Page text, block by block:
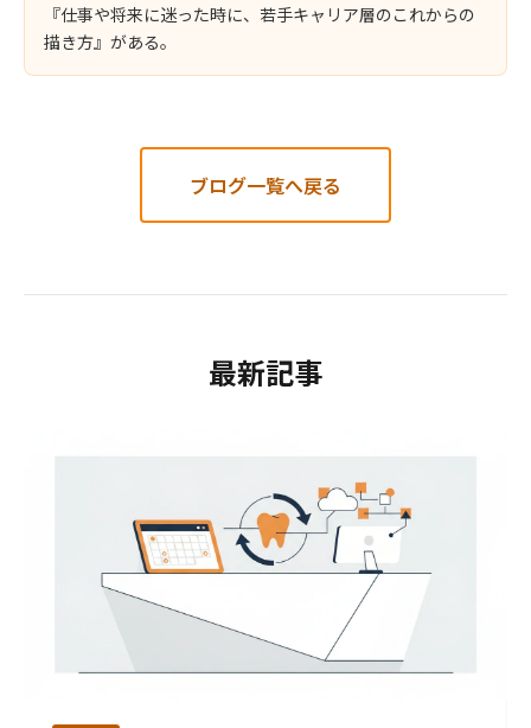
『仕事や将来に迷った時に、若手キャリア層のこれからの
描き方』がある。
ブログ一覧へ戻る
最新記事